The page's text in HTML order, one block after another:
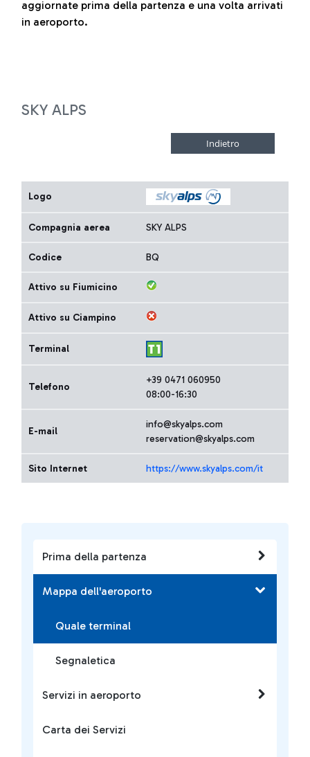
Prima della partenza
Mappa dell'aeroporto
Quale terminal
Segnaletica
Servizi in aeroporto
Carta dei Servizi
aggiornate prima della partenza e una volta arrivati
in aeroporto.
SKY ALPS
Logo
Compagnia aerea SKY ALPS
Codice BQ
Attivo su Fiumicino
Attivo su Ciampino
Terminal
Telefono
+39 0471 060950
08:00-16:30
E-mail
info@skyalps.com
reservation@skyalps.com
Sito Internet https://www.skyalps.com/it